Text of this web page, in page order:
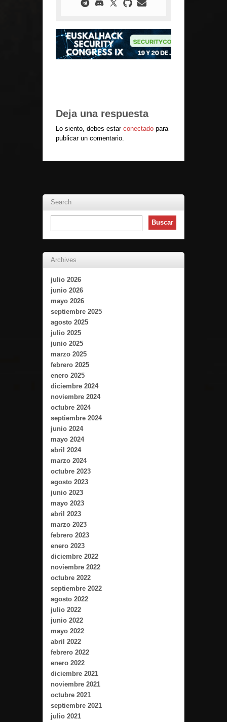
Deja una respuesta
Lo siento, debes estar conectado para
publicar un comentario.
Search
Archives
julio 2026
junio 2026
mayo 2026
septiembre 2025
agosto 2025
julio 2025
junio 2025
marzo 2025
febrero 2025
enero 2025
diciembre 2024
noviembre 2024
octubre 2024
septiembre 2024
junio 2024
mayo 2024
abril 2024
marzo 2024
octubre 2023
agosto 2023
junio 2023
mayo 2023
abril 2023
marzo 2023
febrero 2023
enero 2023
diciembre 2022
noviembre 2022
octubre 2022
septiembre 2022
agosto 2022
julio 2022
junio 2022
mayo 2022
abril 2022
febrero 2022
enero 2022
diciembre 2021
noviembre 2021
octubre 2021
septiembre 2021
julio 2021